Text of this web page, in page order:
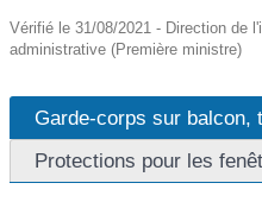
Vérifié le 31/08/2021 - Direction de
administrative (Première ministre)
Garde-corps sur balcon,
Protections pour les